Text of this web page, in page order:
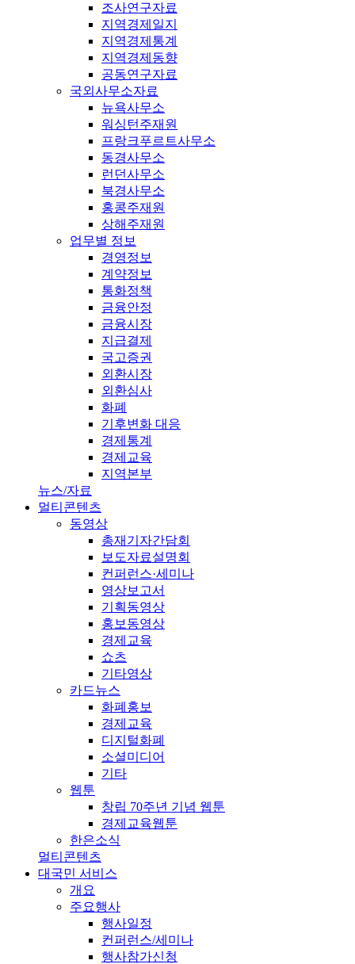
조사연구자료
지역경제일지
지역경제통계
지역경제동향
공동연구자료
국외사무소자료
뉴욕사무소
워싱턴주재원
프랑크푸르트사무소
동경사무소
런던사무소
북경사무소
홍콩주재원
상해주재원
업무별 정보
경영정보
계약정보
통화정책
금융안정
금융시장
지급결제
국고증권
외환시장
외환심사
화폐
기후변화 대응
경제통계
경제교육
지역본부
뉴스/자료
멀티콘텐츠
동영상
총재기자간담회
보도자료설명회
컨퍼런스·세미나
영상보고서
기획동영상
홍보동영상
경제교육
쇼츠
기타영상
카드뉴스
화폐홍보
경제교육
디지털화폐
소셜미디어
기타
웹툰
창립 70주년 기념 웹툰
경제교육웹툰
한은소식
멀티콘텐츠
대국민 서비스
개요
주요행사
행사일정
컨퍼런스/세미나
행사참가신청